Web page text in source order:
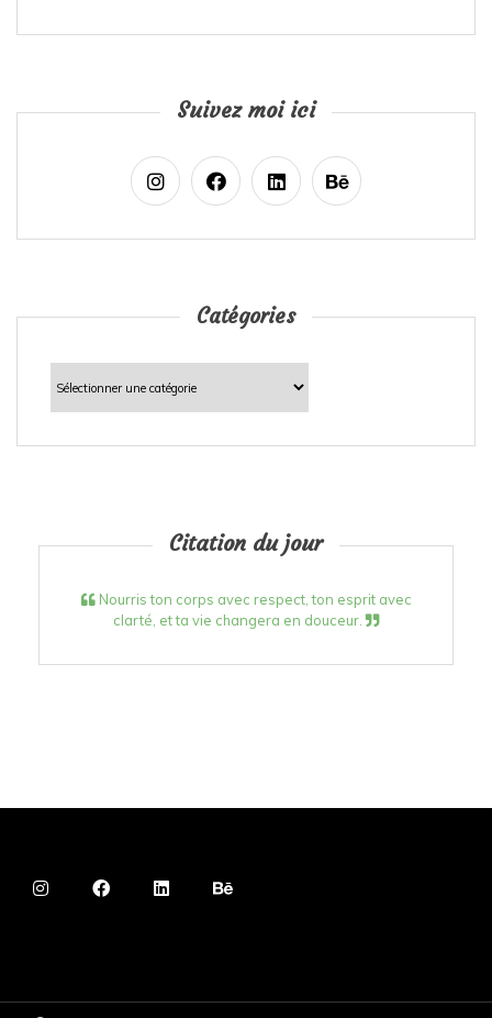
Suivez moi ici
Catégories
Catégories
Citation du jour
Nourris ton corps avec respect, ton esprit avec
clarté, et ta vie changera en douceur.